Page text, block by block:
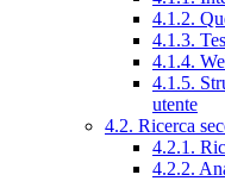
4.1.2.
4.1.3.
4.1.4.
4.1.5.
utente
4.2. Ricerca
4.2.1.
4.2.2.